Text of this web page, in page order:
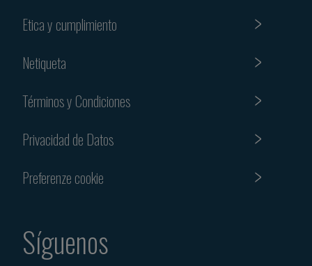
Etica y cumplimiento
Netiqueta
Términos y Condiciones
Privacidad de Datos
Preferenze cookie
Síguenos